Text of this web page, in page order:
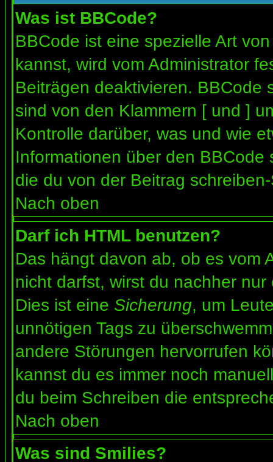
Was ist BBCode?
BBCode ist eine spezielle Art
kannst, wird vom Administrator
Beiträgen deaktivieren. BBCode
sind von den Klammern [ und ]
Kontrolle darüber, was und wie
Informationen über den
die du von der Beitrag
Nach oben
Darf ich HTML benutzen?
Das hängt davon ab, ob es vom
nicht darfst, wirst du nachher
Dies ist eine Sicherung, um
unnötigen Tags zu
andere Störungen hervorrufen
kannst du es immer noch
du beim Schreiben die
Nach oben
Was sind Smilies?